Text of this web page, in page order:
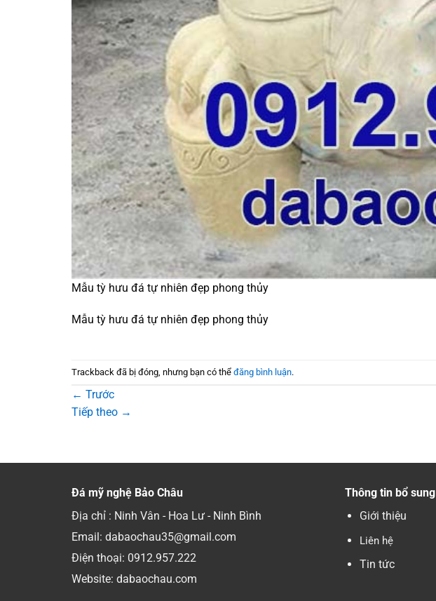
Mẫu tỳ hưu đá tự nhiên đẹp phong thủy
Mẫu tỳ hưu đá tự nhiên đẹp phong thủy
Trackback đã bị đóng, nhưng bạn có thể đăng bình luận.
← Trước
Tiếp theo →
Đá mỹ nghệ Bảo Châu
Địa chỉ : Ninh Vân - Hoa Lư - Ninh Bình
Email: dabaochau35@gmail.com
Điện thoại: 0912.957.222
Website: dabaochau.com
Thông tin bổ sung
Giới thiệu
Liên hệ
Tin tức